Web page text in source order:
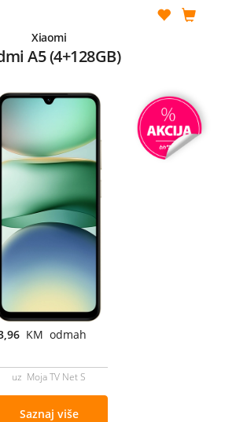
Xiaomi
A5 (4+128GB)
KM odmah
uz Moja TV Net S
Saznaj više